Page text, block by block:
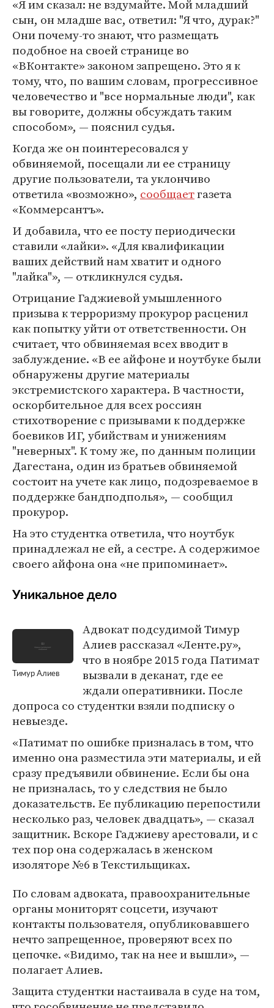
«Я им сказал: не вздумайте. Мой младший
сын, он младше вас, ответил: "Я что, дурак?"
Они почему-то знают, что размещать
подобное на своей странице во
«ВКонтакте» законом запрещено. Это я к
тому, что, по вашим словам, прогрессивное
человечество и "все нормальные люди", как
вы говорите, должны обсуждать таким
способом», — пояснил судья.
Когда же он поинтересовался у
обвиняемой, посещали ли ее страницу
другие пользователи, та уклончиво
ответила «возможно», сообщаетгазета
«Коммерсантъ».
И добавила, что ее посту периодически
ставили «лайки». «Для квалификации
ваших действий нам хватит и одного
"лайка"», — откликнулся судья.
Отрицание Гаджиевой умышленного
призыва к терроризму прокурор расценил
как попытку уйти от ответственности. Он
считает, что обвиняемая всех вводит в
заблуждение. «В ее айфоне и ноутбуке были
обнаружены другие материалы
экстремистского характера. В частности,
оскорбительное для всех россиян
стихотворение с призывами к поддержке
боевиков ИГ, убийствам и унижениям
"неверных". К тому же, по данным полиции
Дагестана, один из братьев обвиняемой
состоит на учете как лицо, подозреваемое в
поддержке бандподполья», — сообщил
прокурор.
На это студентка ответила, что ноутбук
принадлежал не ей, а сестре. А содержимое
своего айфона она «не припоминает».
Уникальное дело
Тимур Алиев
Адвокат подсудимой Тимур
Алиев рассказал «Ленте.ру»,
что в ноябре 2015 года Патимат
вызвали в деканат, где ее
ждали оперативники. После
допроса со студентки взяли подписку о
невыезде.
«Патимат по ошибке призналась в том, что
именно она разместила эти материалы, и ей
сразу предъявили обвинение. Если бы она
не призналась, то у следствия не было
доказательств. Ее публикацию перепостили
несколько раз, человек двадцать», — сказал
защитник. Вскоре Гаджиеву арестовали, и с
тех пор она содержалась в женском
изоляторе №6 в Текстильщиках.
По словам адвоката, правоохранительные
органы мониторят соцсети, изучают
контакты пользователя, опубликовавшего
нечто запрещенное, проверяют всех по
цепочке. «Видимо, так на нее и вышли», —
полагает Алиев.
Защита студентки настаивала в суде на том,